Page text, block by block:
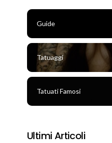
Guide
Tatuaggi
Tatuati Famosi
Ultimi Articoli